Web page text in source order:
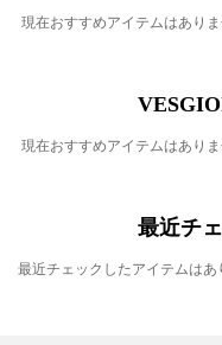
現在おすすめアイテムはありま
現在おすすめアイテムはありま
最近チ
最近チェックしたアイテムはあ